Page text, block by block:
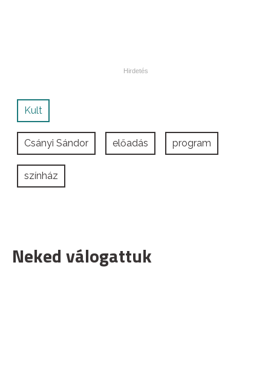
Kult
Csányi Sándor előadás program
színház
Neked válogattuk